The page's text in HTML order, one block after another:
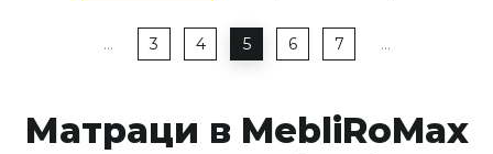
… 3 4 5 6 7 …
Матраци в MebliRoMax